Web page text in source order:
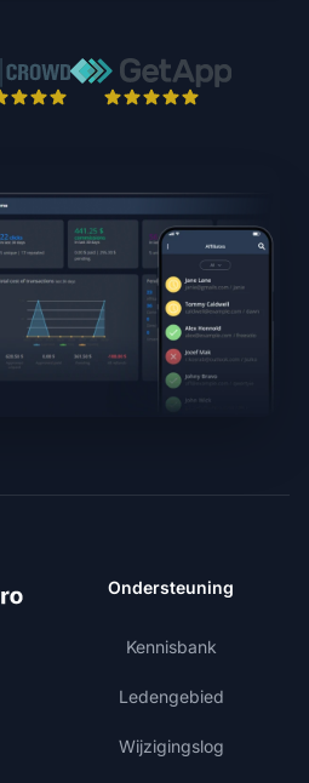
Ondersteuning
Kennisbank
Ledengebied
Wijzigingslog